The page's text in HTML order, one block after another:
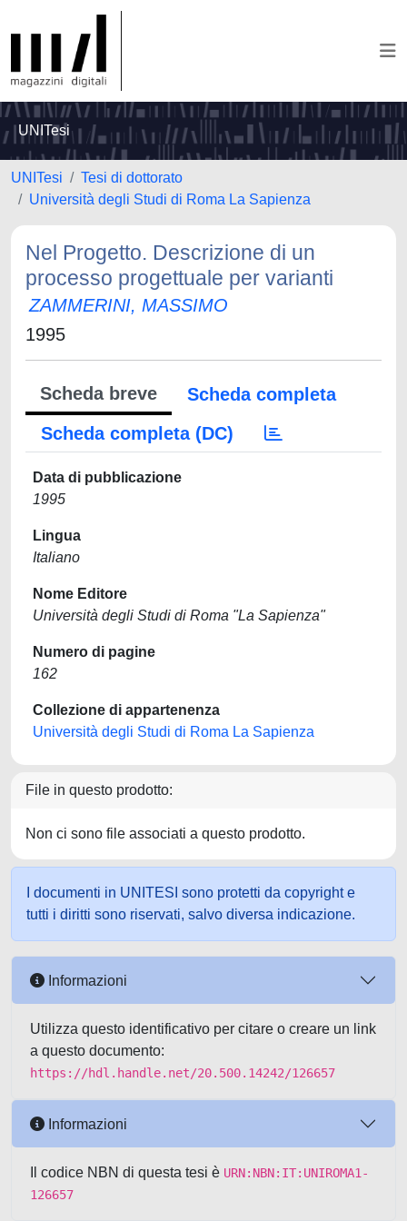
UNITesi
UNITesi
Tesi di dottorato
Università degli Studi di Roma La Sapienza
Nel Progetto. Descrizione di un
processo progettuale per varianti
ZAMMERINI, MASSIMO
1995
Scheda breve
Scheda completa
Scheda completa (DC)
Data di pubblicazione
1995
Lingua
Italiano
Nome Editore
Università degli Studi di Roma "La Sapienza"
Numero di pagine
162
Collezione di appartenenza
Università degli Studi di Roma La Sapienza
File in questo prodotto:
Non ci sono file associati a questo prodotto.
I documenti in UNITESI sono protetti da copyright e
tutti i diritti sono riservati, salvo diversa indicazione.
Informazioni
Utilizza questo identificativo per citare o creare un link
a questo documento:
https://hdl.handle.net/20.500.14242/126657
Informazioni
Il codice NBN di questa tesi è URN:NBN:IT:UNIROMA1-
126657